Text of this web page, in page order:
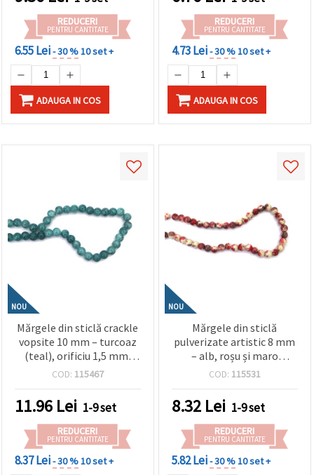
REDUCERI
PENTRU CANTITATE
6.55 Lei- 30 %10 set +
ADAUGA IN COS
REDUCERI
PENTRU CANTITATE
4.73 Lei- 30 %10 set +
ADAUGA IN COS
NOU
Mărgele din sticlă crackle
vopsite 10 mm – turcoaz
(teal), orificiu 1,5 mm,
șirag ~85 buc. – perfecte
îndrăznețe și creații
handmade artistice
COD: 115467
11.96 Lei 1-9 set
REDUCERI
PENTRU CANTITATE
8.37 Lei- 30 %10 set +
NOU
Mărgele din sticlă
pulverizate artistic 8 mm
– alb, roșu și maro
(asortate), gaură 1 mm,
pentru bijuterii în tonuri
calde și creații handmade
unice
COD: 115531
8.32 Lei 1-9 set
REDUCERI
PENTRU CANTITATE
5.82 Lei- 30 %10 set +